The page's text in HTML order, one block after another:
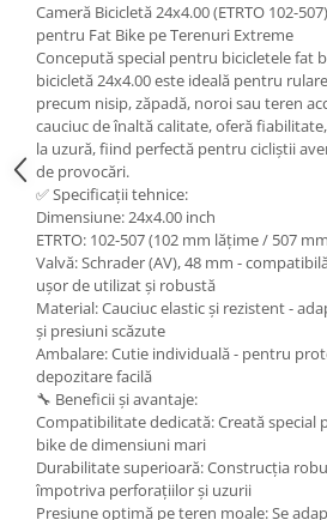
Anvelope ATV
Cauciucuri bicicleta
Anvelope și Camere Utilaje
https://www.doctortrotineta.ro/plata-
tbi?
forceOriginalForEdit=1&preview=00681
Cameră Bicicletă 24x4.00 (ETRTO 102-
pentru Fat Bike pe Terenuri Extreme
Concepută special pentru bicicletele fat
bicicletă 24x4.00 este ideală pentru
precum nisip, zăpadă, noroi sau teren
cauciuc de înaltă calitate, oferă
la uzură, fiind perfectă pentru cicliștii
de provocări.
✅ Specificații tehnice:
Dimensiune: 24x4.00 inch
ETRTO: 102-507 (102 mm lățime / 507
Valvă: Schrader (AV), 48 mm -
ușor de utilizat și robustă
Material: Cauciuc elastic și rezistent -
și presiuni scăzute
Ambalare: Cutie individuală - pentru
depozitare facilă
🔧 Beneficii și avantaje:
Compatibilitate dedicată: Creată special
bike de dimensiuni mari
Durabilitate superioară: Construcția
împotriva perforațiilor și uzurii
Presiune optimă pe teren moale: Se